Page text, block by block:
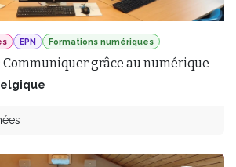
EPN Formations numériques
Communiquer grâce au numérique